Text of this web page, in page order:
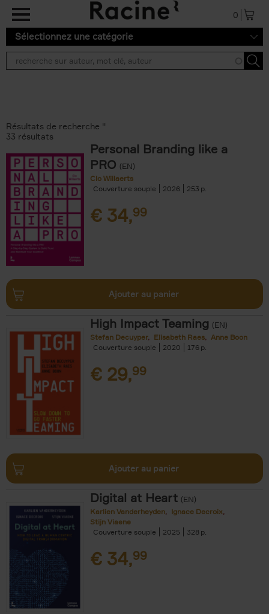
Aller au contenu principal
0
Sélectionnez une catégorie
Résultats de recherche ''
33 résultats
Personal Branding like a
PRO (EN)
Clo Willaerts
Couverture souple
2026 253
€ 34,99
Ajouter au panier
High Impact Teaming (EN)
Stefan Decuyper Elisabeth Raes
Anne Boon
Couverture souple
2020 176
€ 29,99
Ajouter au panier
Digital at Heart (EN)
Karlien Vanderheyden
Ignace Decroix
Stijn Viaene
Couverture souple
2025 328
€ 34,99